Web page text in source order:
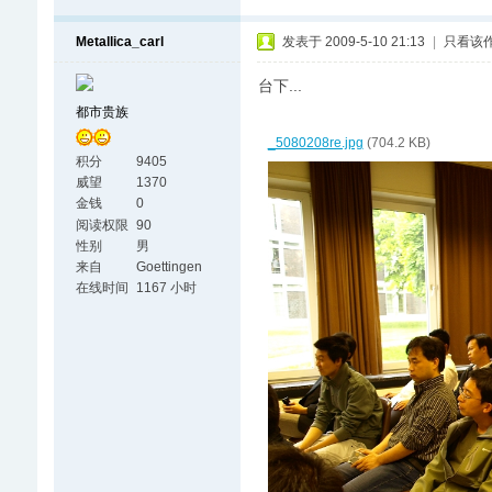
Metallica_carl
都市贵族
积分
9405
威望
1370
金钱
0
阅读权限 90
性别
男
来自
Goettingen
在线时间
1167 小时
发表于 2009-5-10 21:13 只看该
台下...
_5080208re.jpg (704.2 KB)